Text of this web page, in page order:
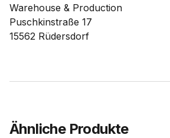
Warehouse & Production
Puschkinstraße 17
15562 Rüdersdorf
Ähnliche Produkte